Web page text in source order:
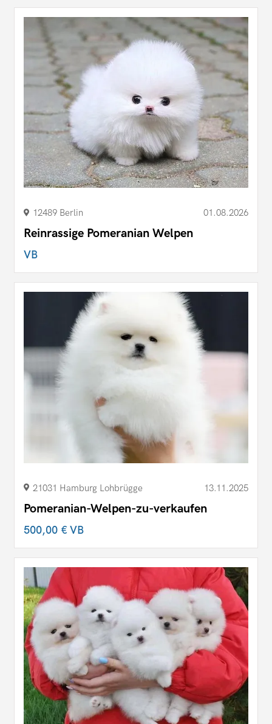
12489 Berlin 01.08.2026
Reinrassige Pomeranian Welpen
VB
21031 Hamburg Lohbrügge 13.11.2025
Pomeranian-Welpen-zu-verkaufen
500,00 €VB